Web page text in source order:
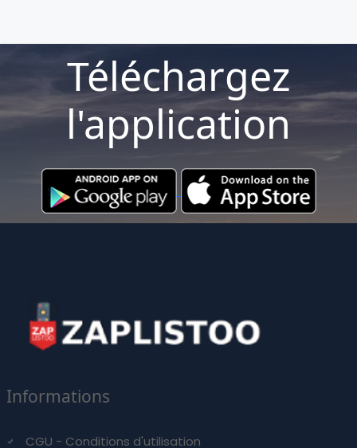
Téléchargez
l'application
Informations
CGU - Conditions d'utilisation